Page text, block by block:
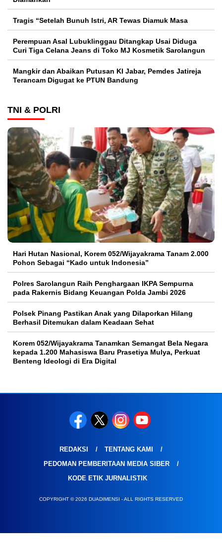
Tragis “Setelah Bunuh Istri, AR Tewas Diamuk Masa
Perempuan Asal Lubuklinggau Ditangkap Usai Diduga
Curi Tiga Celana Jeans di Toko MJ Kosmetik Sarolangun
Mangkir dan Abaikan Putusan KI Jabar, Pemdes Jatireja
Terancam Digugat ke PTUN Bandung
TNI & POLRI
Hari Hutan Nasional, Korem 052/Wijayakrama Tanam 2.000
Pohon Sebagai “Kado untuk Indonesia”
Polres Sarolangun Raih Penghargaan IKPA Sempurna
pada Rakernis Bidang Keuangan Polda Jambi 2026
Polsek Pinang Pastikan Anak yang Dilaporkan Hilang
Berhasil Ditemukan dalam Keadaan Sehat
Korem 052/Wijayakrama Tanamkan Semangat Bela Negara
kepada 1.200 Mahasiswa Baru Prasetiya Mulya, Perkuat
Benteng Ideologi di Era Digital
REDAKSI
TENTANG KAMI
PEDOMAN PEMBERITAAN MEDIA SIBER
KODE ETIK JURNALISTIK
COPYRIGHT © 2026 DUADIMENSI - ALL RIGHTS RESERVED